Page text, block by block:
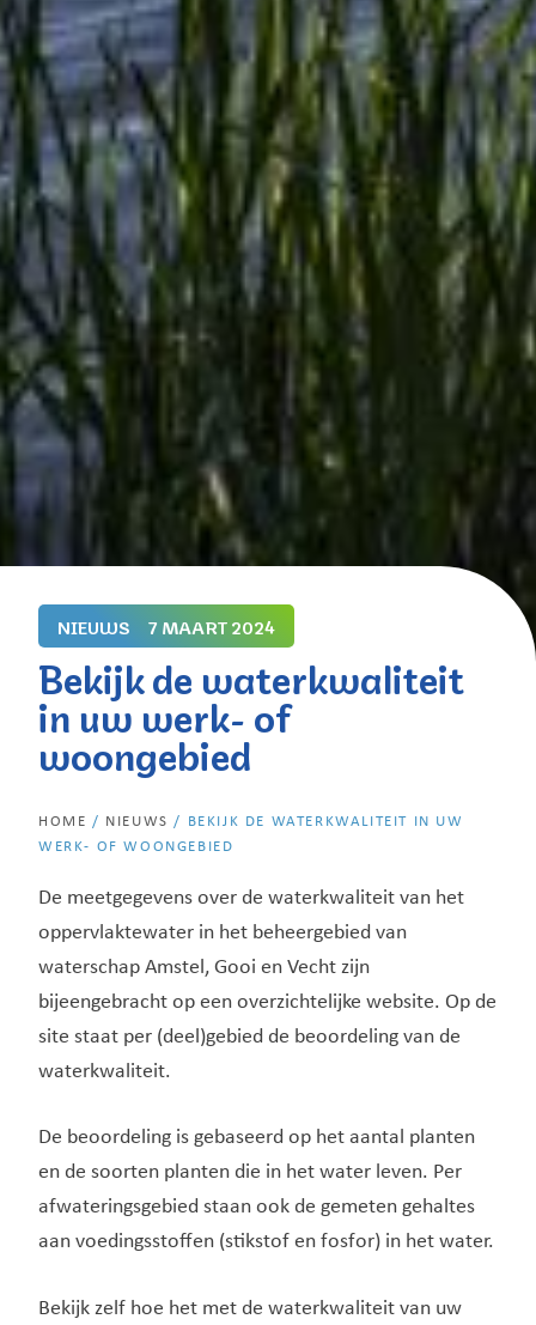
NIEUWS 7 MAART 2024
Bekijk de waterkwaliteit
in uw werk- of
woongebied
HOME / NIEUWS /
BEKIJK DE WATERKWALITEIT IN UW
WERK- OF WOONGEBIED
De meetgegevens over de waterkwaliteit van het
oppervlaktewater in het beheergebied van
waterschap Amstel, Gooi en Vecht zijn
bijeengebracht op een overzichtelijke website. Op de
site staat per (deel)gebied de beoordeling van de
waterkwaliteit.
De beoordeling is gebaseerd op het aantal planten
en de soorten planten die in het water leven. Per
afwateringsgebied staan ook de gemeten gehaltes
aan voedingsstoffen (stikstof en fosfor) in het water.
Bekijk zelf hoe het met de waterkwaliteit van uw